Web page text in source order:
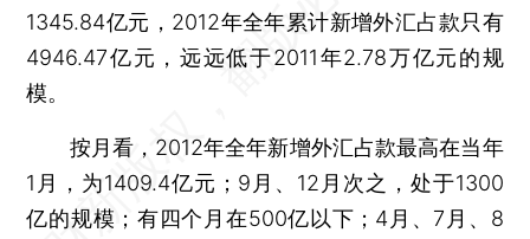
1345.84亿元，2012年全年累计新增外汇占款只有
4946.47亿元，远远低于2011年2.78万亿元的规
模。
按月看，2012年全年新增外汇占款最高在当年
1月，为1409.4亿元；9月、12月次之，处于1300
亿的规模；有四个月在500亿以下；4月、7月、8